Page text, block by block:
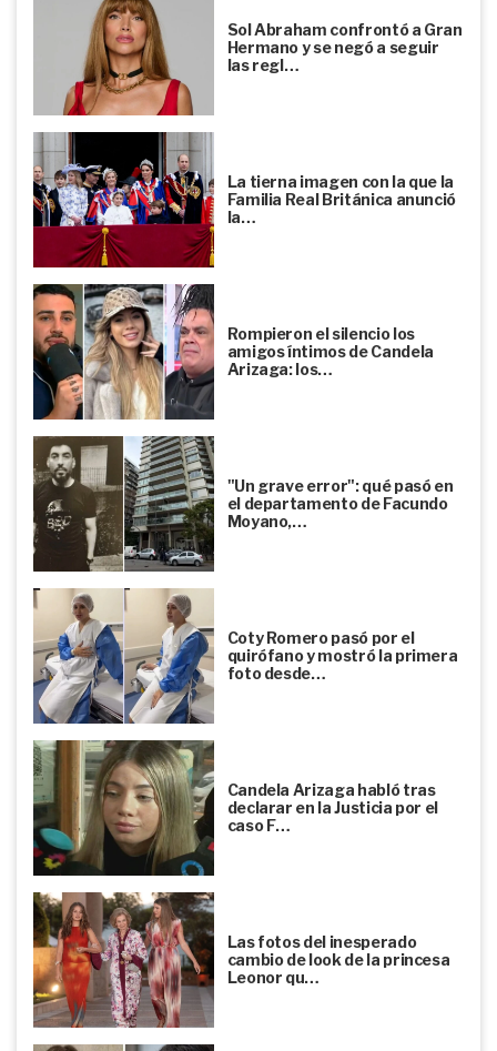
Sol Abraham confrontó a Gran
Hermano y se negó a seguir
las regl…
La tierna imagen con la que la
Familia Real Británica anunció
la…
Rompieron el silencio los
amigos íntimos de Candela
Arizaga: los…
"Un grave error": qué pasó en
el departamento de Facundo
Moyano,…
Coty Romero pasó por el
quirófano y mostró la primera
foto desde…
Candela Arizaga habló tras
declarar en la Justicia por el
caso F…
Las fotos del inesperado
cambio de look de la princesa
Leonor qu…